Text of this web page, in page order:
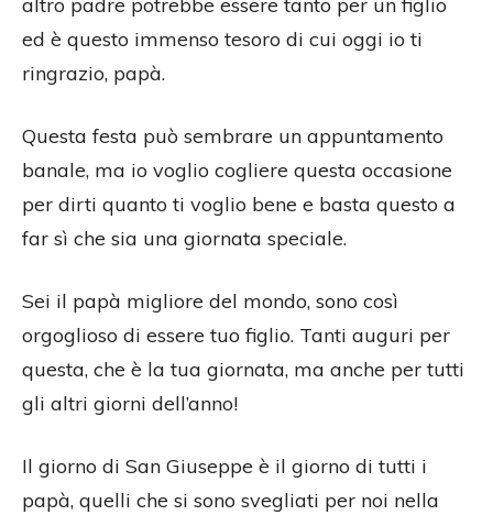
ed è questo immenso tesoro di cui oggi io ti
ringrazio, papà.
Questa festa può sembrare un appuntamento
banale, ma io voglio cogliere questa occasione
per dirti quanto ti voglio bene e basta questo a
far sì che sia una giornata speciale.
Sei il papà migliore del mondo, sono così
orgoglioso di essere tuo figlio. Tanti auguri per
questa, che è la tua giornata, ma anche per tutti
gli altri giorni dell’anno!
Il giorno di San Giuseppe è il giorno di tutti i
papà, quelli che si sono svegliati per noi nella